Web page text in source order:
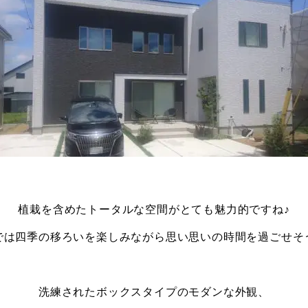
植栽を含めたトータルな空間がとても魅力的ですね♪
は四季の移ろいを楽しみながら思い思いの時間を過ごせそ
洗練されたボックスタイプのモダンな外観、